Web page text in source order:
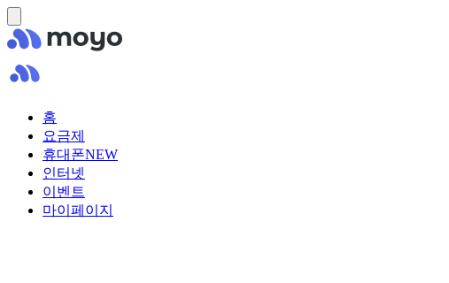
홈
요금제
휴대폰NEW
인터넷
이벤트
마이페이지